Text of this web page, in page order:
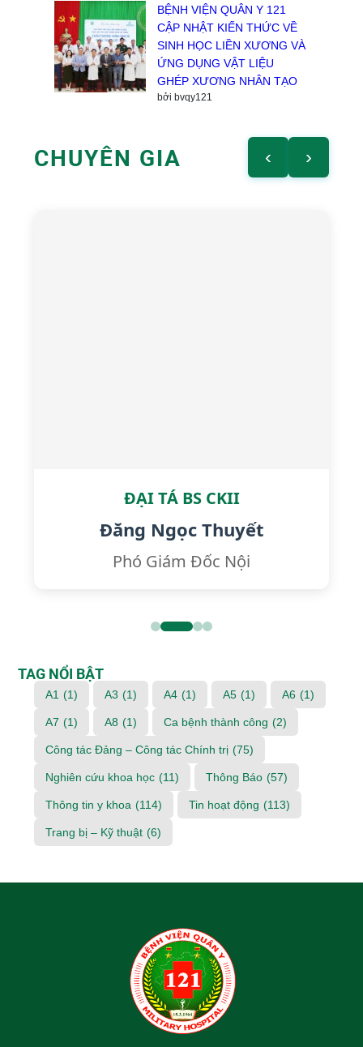
BỆNH VIỆN QUÂN Y 121
CẬP NHẬT KIẾN THỨC VỀ
SINH HỌC LIỀN XƯƠNG VÀ
ỨNG DỤNG VẬT LIỆU
GHÉP XƯƠNG NHÂN TẠO
bởi bvqy121
CHUYÊN GIA ‹ ›
ĐẠI TÁ BS CKII
Đăng Ngọc Thuyết
Phó Giám Đốc Nội
TAG NỔI BẬT
A1 (1) A3 (1) A4 (1) A5 (1) A6 (1)
A7 (1) A8 (1) Ca bệnh thành công (2)
Công tác Đảng – Công tác Chính trị (75)
Nghiên cứu khoa học (11) Thông Báo (57)
Thông tin y khoa (114) Tin hoạt động (113)
Trang bị – Kỹ thuật (6)